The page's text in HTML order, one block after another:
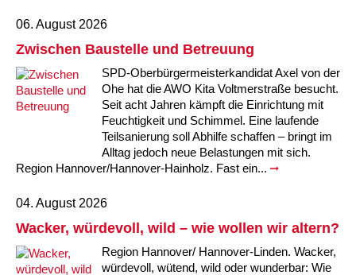
06. August 2026
Zwischen Baustelle und Betreuung
SPD-Oberbürgermeisterkandidat Axel von der
Ohe hat die AWO Kita Voltmerstraße besucht.
Seit acht Jahren kämpft die Einrichtung mit
Feuchtigkeit und Schimmel. Eine laufende
Teilsanierung soll Abhilfe schaffen – bringt im
Alltag jedoch neue Belastungen mit sich.
Region Hannover/Hannover-Hainholz. Fast ein...
04. August 2026
Wacker, würdevoll, wild – wie wollen wir altern?
Region Hannover/ Hannover-Linden. Wacker,
würdevoll, wütend, wild oder wunderbar: Wie